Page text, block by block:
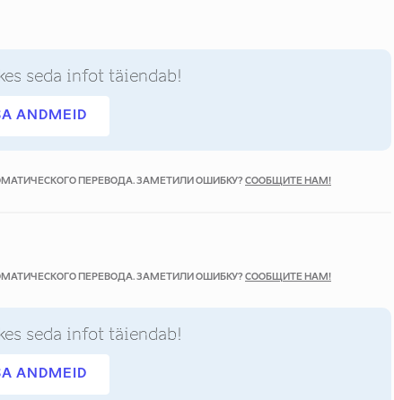
seda infot täiendab!
ANDMEID
ПЕРЕВОДА. ЗАМЕТИЛИ ОШИБКУ? СООБЩИТЕ НАМ!
ПЕРЕВОДА. ЗАМЕТИЛИ ОШИБКУ? СООБЩИТЕ НАМ!
seda infot täiendab!
ANDMEID